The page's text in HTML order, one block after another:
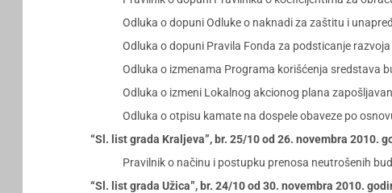
Odluka o dopuni Odluke o naknadi za zaštitu i
Odluka o dopuni Pravila Fonda za podsticanje
Odluka o izmenama Programa korišćenja sredstava
Odluka o izmeni Lokalnog akcionog plana
Odluka o otpisu kamate na dospele obaveze po
“Sl. list grada Kraljeva”, br. 25/10 od 26. novembra 2010.
Pravilnik o načinu i postupku prenosa neutrošenih
“Sl. list grada Užica”, br. 24/10 od 30. novembra 2010.